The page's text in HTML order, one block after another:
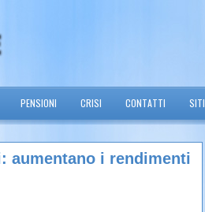
PENSIONI CRISI CONTATTI SITI
aumentano i rendimenti